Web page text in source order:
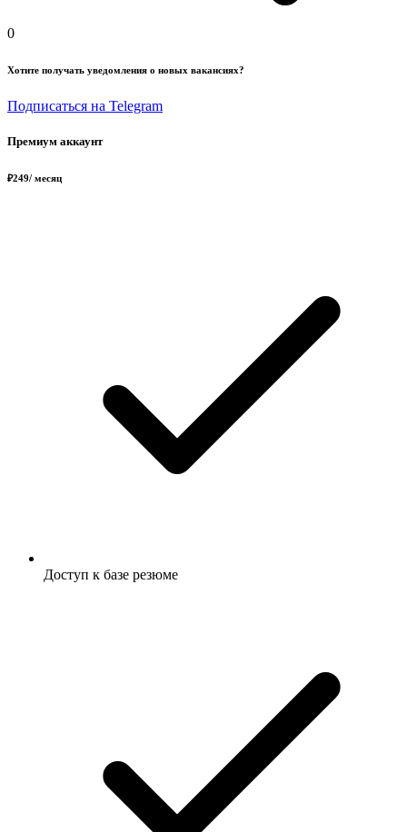
0
Хотите получать уведомления о новых вакансиях?
Подписаться на Telegram
Премиум аккаунт
₽249/ месяц
Доступ к базе резюме